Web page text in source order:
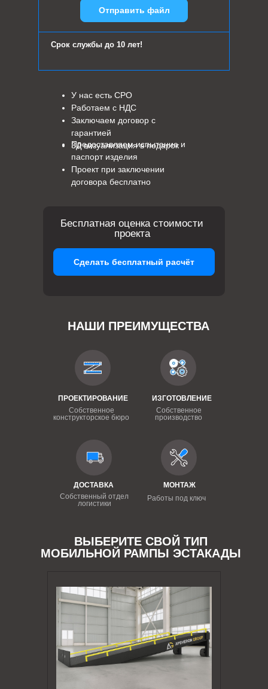
Срок службы до 10 лет!
Предоставляем испытание и
паспорт изделия
Проект при заключении
договора бесплатно
У нас есть СРО
Работаем с НДС
Заключаем договор с
гарантией
3Д визуализация в подарок
Отправить файл
НАШИ ПРЕИМУЩЕСТВА
ПРОЕКТИРОВАНИЕ
Собственное
конструкторское бюро
ИЗГОТОВЛЕНИЕ
Собственное
производство
ДОСТАВКА
Собственный отдел
логистики
МОНТАЖ
Работы под ключ
Бесплатная оценка стоимости
проекта
Сделать бесплатный расчёт
ВЫБЕРИТЕ СВОЙ ТИП
МОБИЛЬНОЙ РАМПЫ ЭСТАКАДЫ